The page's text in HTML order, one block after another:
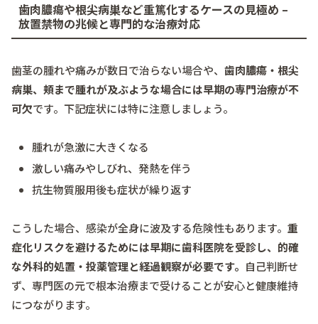
歯肉膿瘍や根尖病巣など重篤化するケースの見極め –
放置禁物の兆候と専門的な治療対応
歯茎の腫れや痛みが数日で治らない場合や、 歯肉膿瘍・根尖
病巣、頬まで腫れが及ぶような場合には早期の専門治療が不
可欠です。下記症状には特に注意しましょう。
腫れが急激に大きくなる
激しい痛みやしびれ、発熱を伴う
抗生物質服用後も症状が繰り返す
こうした場合、感染が全身に波及する危険性もあります。 重
症化リスクを避けるためには早期に歯科医院を受診し、的確
な外科的処置・投薬管理と経過観察が必要です。 自己判断せ
ず、専門医の元で根本治療まで受けることが安心と健康維持
につながります。